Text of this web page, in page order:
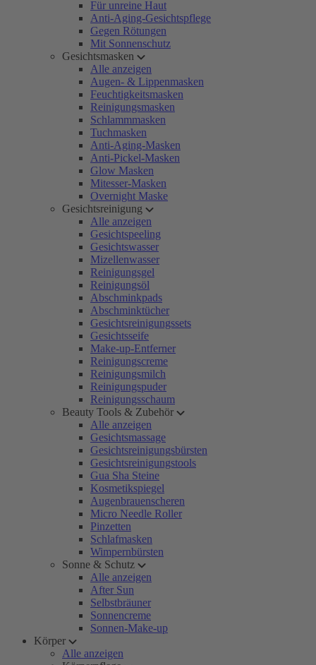
Für unreine Haut
Anti-Aging-Gesichtspflege
Gegen Rötungen
Mit Sonnenschutz
Gesichtsmasken
Alle anzeigen
Augen- & Lippenmasken
Feuchtigkeitsmasken
Reinigungsmasken
Schlammmasken
Tuchmasken
Anti-Aging-Masken
Anti-Pickel-Masken
Glow Masken
Mitesser-Masken
Overnight Maske
Gesichtsreinigung
Alle anzeigen
Gesichtspeeling
Gesichtswasser
Mizellenwasser
Reinigungsgel
Reinigungsöl
Abschminkpads
Abschminktücher
Gesichtsreinigungssets
Gesichtsseife
Make-up-Entferner
Reinigungscreme
Reinigungsmilch
Reinigungspuder
Reinigungsschaum
Beauty Tools & Zubehör
Alle anzeigen
Gesichtsmassage
Gesichtsreinigungsbürsten
Gesichtsreinigungstools
Gua Sha Steine
Kosmetikspiegel
Augenbrauenscheren
Micro Needle Roller
Pinzetten
Schlafmasken
Wimpernbürsten
Sonne & Schutz
Alle anzeigen
After Sun
Selbstbräuner
Sonnencreme
Sonnen-Make-up
Körper
Alle anzeigen